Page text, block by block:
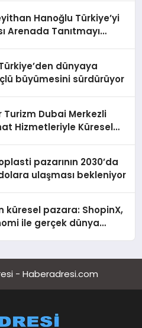
Hanoğlu Türkiye’yi
Arenada Tanıtmayı
dünyaya
büyümesini sürdürüyor
Turizm Dubai Merkezli
Hizmetleriyle Küresel
pazarının 2030’da
ulaşması bekleniyor
küresel pazara: ShopinX,
ile gerçek dünya
- Haberadresi.com